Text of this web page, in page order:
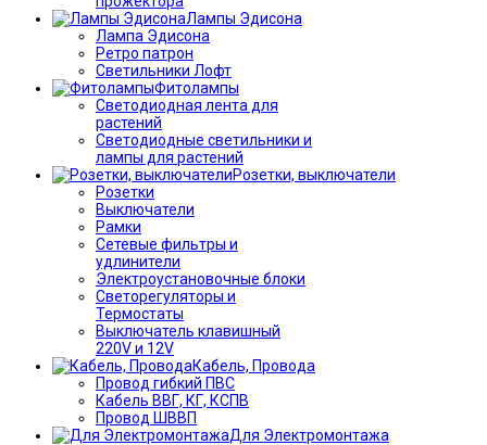
Лампы Эдисона
Лампа Эдисона
Ретро патрон
Светильники Лофт
Фитолампы
Светодиодная лента для
растений
Светодиодные светильники и
лампы для растений
Розетки, выключатели
Розетки
Выключатели
Рамки
Сетевые фильтры и
удлинители
Электроустановочные блоки
Светорегуляторы и
Термостаты
Выключатель клавишный
220V и 12V
Кабель, Провода
Провод гибкий ПВС
Кабель ВВГ, КГ, КСПВ
Провод ШВВП
Для Электромонтажа